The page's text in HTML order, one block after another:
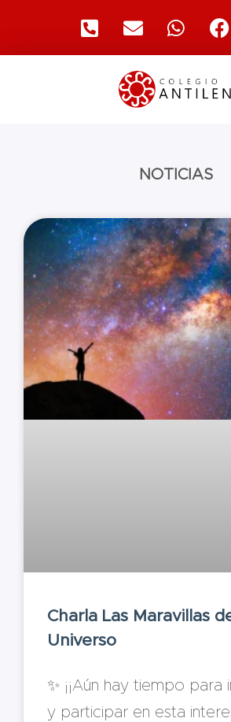
NOTICIAS
Charla Las Maravillas
Universo
✨ ¡¡Aún hay tiempo para
y participar en esta